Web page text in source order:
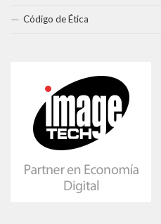
Código de Ética